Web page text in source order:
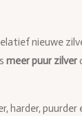
nieuwe
meer puur zilver
harder, puurder